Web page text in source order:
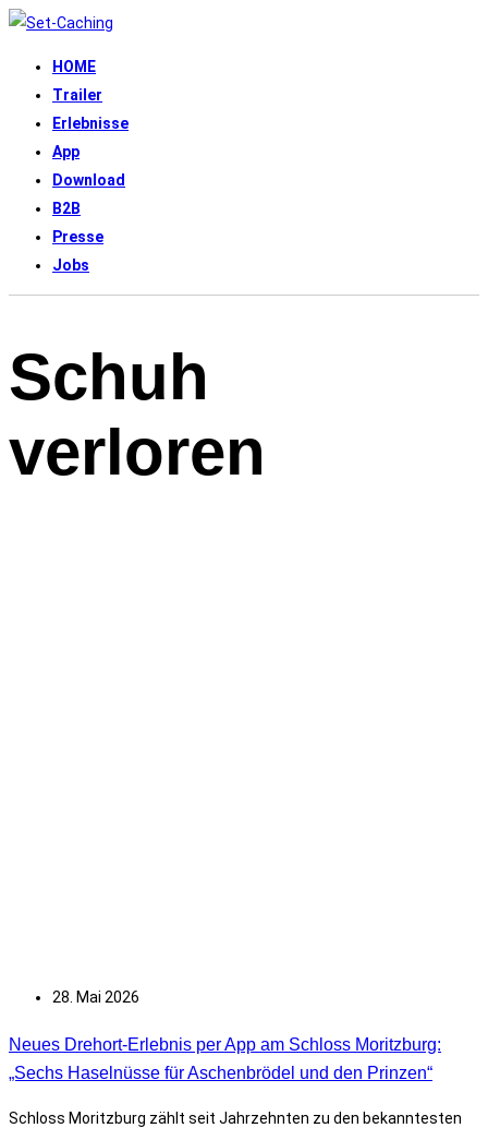
HOME
Trailer
Erlebnisse
App
Download
B2B
Presse
Jobs
Schuh
verloren
28. Mai 2026
Neues Drehort-Erlebnis per App am Schloss Moritzburg:
„Sechs Haselnüsse für Aschenbrödel und den Prinzen“
Schloss Moritzburg zählt seit Jahrzehnten zu den bekanntesten